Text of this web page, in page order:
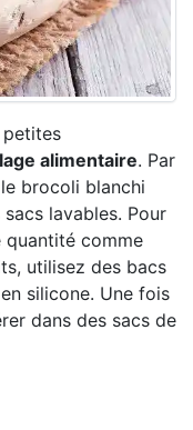
alimentaire. Par
brocoli blanchi
lavables. Pour
quantité comme
utilisez des bacs
silicone. Une fois
dans des sacs de